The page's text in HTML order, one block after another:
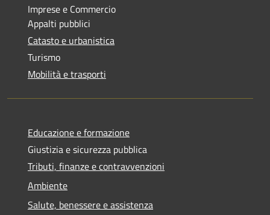
Imprese e Commercio
Appalti pubblici
Catasto e urbanistica
Turismo
Mobilità e trasporti
Educazione e formazione
Giustizia e sicurezza pubblica
Tributi, finanze e contravvenzioni
Ambiente
Salute, benessere e assistenza